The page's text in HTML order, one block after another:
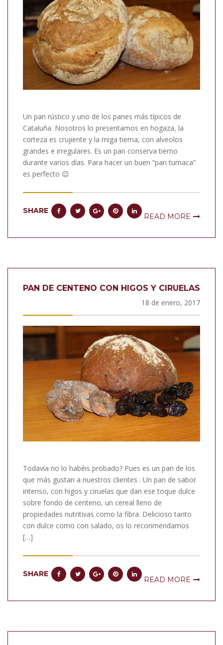
Un pan rústico y uno de los panes más típicos de
Cataluña. Nosotros lo presentamos en hogaza, la
corteza es crujiente y la miga tierna, con alveolos
grandes e irregulares. Es un pan conserva tierno
durante varios días. Para hacer un buen “pan tumaca”
es perfecto 😉
SHARE
READ MORE
PAN DE CENTENO CON HIGOS Y CIRUELAS
18 de enero, 2017
Todavía no lo habéis probado? Pues es un pan de los
que más gustan a nuestros clientes . Un pan de sabor
intenso, con higos y ciruelas que dan ese toque dulce
sobre fondo de centeno, un cereal lleno de
propiedades nutritivas como la fibra. Delicioso tanto
con dulce como con salado, os lo reconmendamos
[…]
SHARE
READ MORE